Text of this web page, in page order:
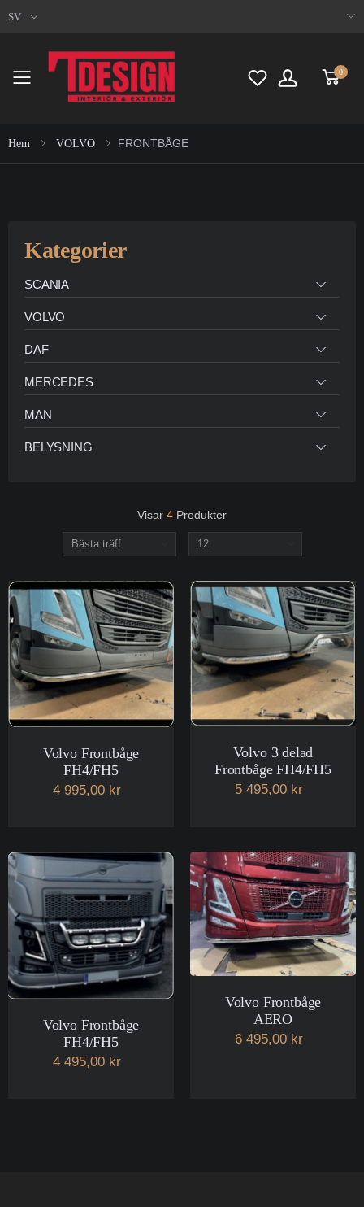
SV
Toggle mobile menu
0
Hem VOLVO FRONTBÅGE
Kategorier
SCANIA
VOLVO
DAF
MERCEDES
MAN
BELYSNING
Visar 4 Produkter
Volvo Frontbåge
FH4/FH5
4 995,00 kr
Volvo 3 delad
Frontbåge FH4/FH5
5 495,00 kr
Volvo Frontbåge
FH4/FH5
4 495,00 kr
Volvo Frontbåge
AERO
6 495,00 kr